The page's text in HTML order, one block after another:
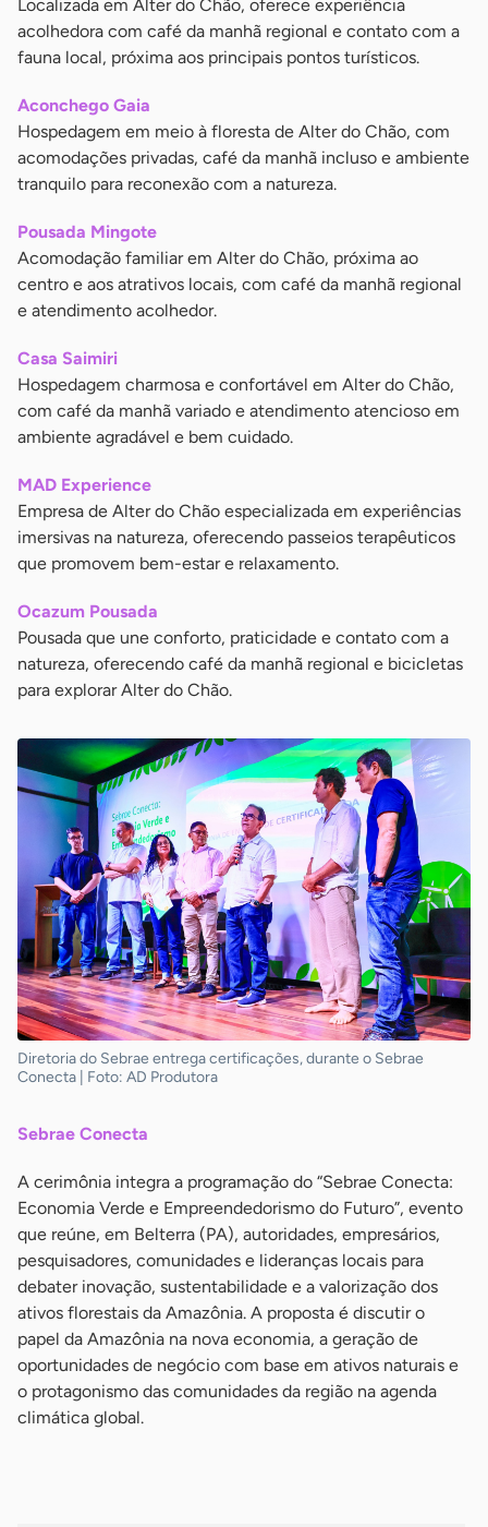
Localizada em Alter do Chão, oferece experiência
acolhedora com café da manhã regional e contato com a
fauna local, próxima aos principais pontos turísticos.
Aconchego Gaia
Hospedagem em meio à floresta de Alter do Chão, com
acomodações privadas, café da manhã incluso e ambiente
tranquilo para reconexão com a natureza.
Pousada Mingote
Acomodação familiar em Alter do Chão, próxima ao
centro e aos atrativos locais, com café da manhã regional
e atendimento acolhedor.
Casa Saimiri
Hospedagem charmosa e confortável em Alter do Chão,
com café da manhã variado e atendimento atencioso em
ambiente agradável e bem cuidado.
MAD Experience
Empresa de Alter do Chão especializada em experiências
imersivas na natureza, oferecendo passeios terapêuticos
que promovem bem-estar e relaxamento.
Ocazum Pousada
Pousada que une conforto, praticidade e contato com a
natureza, oferecendo café da manhã regional e bicicletas
para explorar Alter do Chão.
Diretoria do Sebrae entrega certificações, durante o Sebrae
Conecta | Foto: AD Produtora
Sebrae Conecta
A cerimônia integra a programação do “Sebrae Conecta:
Economia Verde e Empreendedorismo do Futuro”, evento
que reúne, em Belterra (PA), autoridades, empresários,
pesquisadores, comunidades e lideranças locais para
debater inovação, sustentabilidade e a valorização dos
ativos florestais da Amazônia. A proposta é discutir o
papel da Amazônia na nova economia, a geração de
oportunidades de negócio com base em ativos naturais e
o protagonismo das comunidades da região na agenda
climática global.